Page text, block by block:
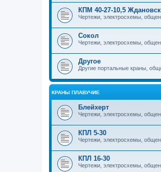
КПМ 40-27-10,5
Чертежи, электросхемы,
Сокол
Чертежи, электросхемы,
Другое
Другие портальные краны,
КРАНЫ ПЛАВУЧИЕ
Блейхерт
Чертежи, электросхемы,
КПЛ 5-30
Чертежи, электросхемы,
КПЛ 16-30
Чертежи, электросхемы,